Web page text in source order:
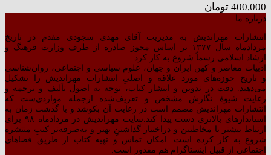
400,000 تومان
درباره ما
انتشارات مهراندیش به مدیریت آقای مهدی سجودی مقدم در تاریخ
مردادماه سال ۱۳۷۷ بر اساس مجوز صادره از طرف وزارت فرهنگ و
ارشاد اسلامی رسماً شروع به کار کرد.
ادبیات معاصر و کهن ایران و جهان، علوم سیاسی و اجتماعی، روان‌شناسی
و تاریخ حوزه‌های مورد علاقه و اصلیِ انتشارات مهراندیش را تشکیل
می‌دهند. دقت در تدوین و انتشار کتاب،‌ توجه به اصول تألیف و ترجمه و
رعایت شیوهٔ نگارش مشخص و تعریف‌شده ازجمله مواردی‌ست که
انتشارات مهراندیش مصمم است در رعایت آن بکوشد و با گذشت زمان به
استاندارهای بالاتری دست پیدا کند.سایت مهراندیش در مردادماه ۹۸ برای
ارتباط بیشتر با مخاطبین و دراختیار گذاشتنِ بهتر و به‌صرفه‌تر کتبِ منتشره
شروع به کار کرده است. امکان تماس و تهیه کتاب از طریق فضاهای
اجتماعی از قبیل اینستاگرام هم مقدور است.